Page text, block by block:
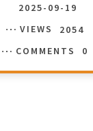
2025-09-19
VIEWS
2054
COMMENTS
0